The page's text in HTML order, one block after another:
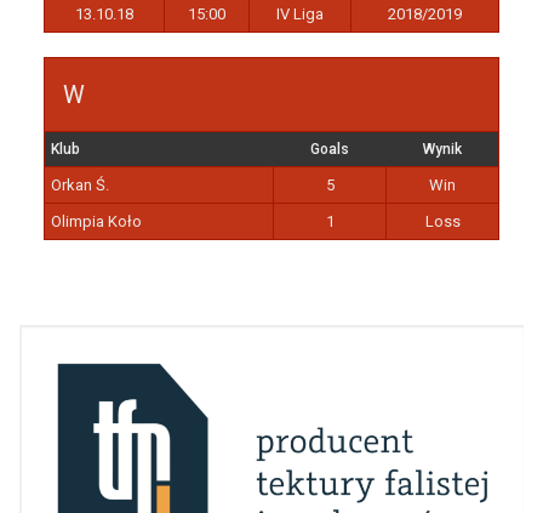
13.10.18 15:00 IV Liga 2018/2019
W
Klub Goals Wynik
Orkan Ś. 5
Win
Olimpia Koło
1 Loss